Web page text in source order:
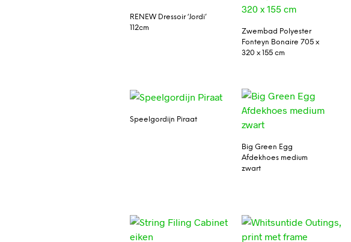
RENEW Dressoir ‘Jordi’
112cm
Zwembad Polyester
Fonteyn Bonaire 705 x
320 x 155 cm
Speelgordijn Piraat
Big Green Egg
Afdekhoes medium
zwart